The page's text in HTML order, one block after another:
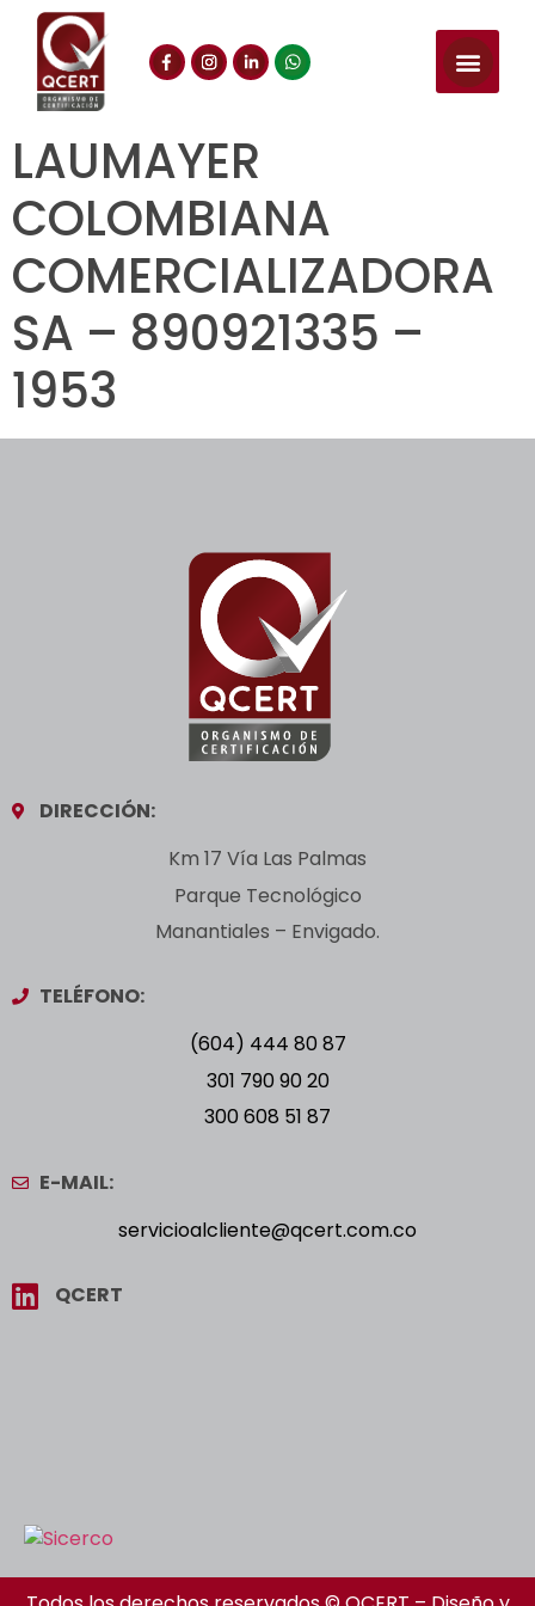
LAUMAYER
COLOMBIANA
COMERCIALIZADORA
SA – 890921335 –
1953
DIRECCIÓN:
Km 17 Vía Las Palmas
Parque Tecnológico
Manantiales – Envigado.
TELÉFONO:
(604) 444 80 87
301 790 90 20
300 608 51 87
E-MAIL:
servicioalcliente@qcert.com.co
QCERT